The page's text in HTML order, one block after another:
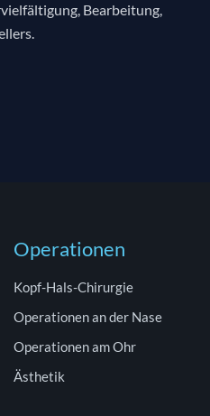
Bearbeitung,
Operationen
Kopf-Hals-Chirurgie
Operationen an der Nase
Operationen am Ohr
Ästhetik